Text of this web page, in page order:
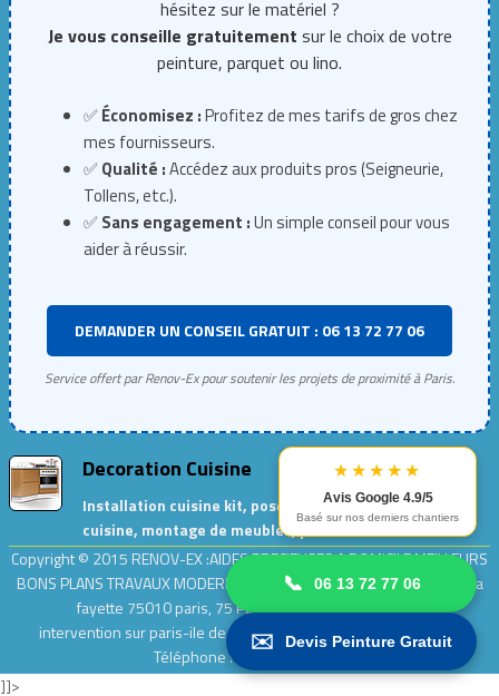
★★★★★
Avis Google 4.9/5
Basé sur nos derniers chantiers
📞 06 13 72 77 06
✉️ Devis Peinture Gratuit
hésitez sur le matériel ?
Je vous conseille gratuitement sur le choix de votre
peinture, parquet ou lino.
✅Économisez :Profitez de mes tarifs de gros chez
mes fournisseurs.
✅Qualité :Accédez aux produits pros (Seigneurie,
Tollens, etc.).
✅Sans engagement :Un simple conseil pour vous
aider à réussir.
DEMANDER UN CONSEIL GRATUIT : 06 13 72 77 06
Service offert par Renov-Ex pour soutenir les projets de proximité à Paris.
Decoration Cuisine
Installation cuisine kit, pose de meubles de
cuisine, montage de meubles, peinture cuisine…
Copyright © 2015 RENOV-EX :AIDES PRECIEUSES A DOMICILE.MEILLEURS
BONS PLANS TRAVAUX MODERNES ET ECOLOGIQUES| Adresse : rue la
fayette 75010 paris, 75 Paris .| EntrepriseRenov-ex
intervention sur paris-ile de france [ 75,77,78,91,92,93,94,95]
Téléphone : 0 9 54 64 64 55.
]]>